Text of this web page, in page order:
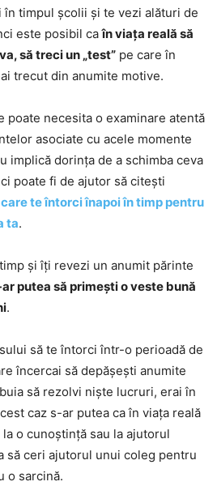
în timpul școlii și te vezi alături de
este posibil caîn viața reală să
să treci un „test” pe care în
trecut din anumite motive.
poate necesita o examinare atentă
asociate cu acele momente
implică dorința de a schimba ceva
poate fi de ajutor să citești
te întorci înapoi în timp pentru
ta.
și îți revezi un anumit părinte
putea să primești o veste bună
.
să te întorci într-o perioadă de
încercai să depășești anumite
să rezolvi niște lucruri, erai în
caz s-ar putea ca în viața reală
o cunoștință sau la ajutorul
să ceri ajutorul unui coleg pentru
o sarcină.